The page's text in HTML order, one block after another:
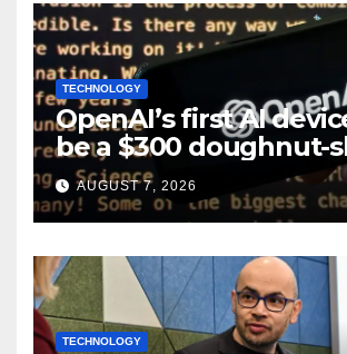
TECHNOLOGY
OpenAI’s first AI
be a $300 doughnut-
smart speaker: Report
AUGUST 7, 2026
TECHNOLOGY